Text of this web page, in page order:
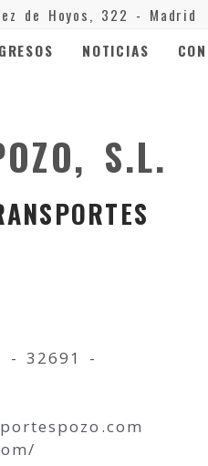
de Hoyos, 322 - Madrid
NOTICIAS
S.L.
- 32691 -